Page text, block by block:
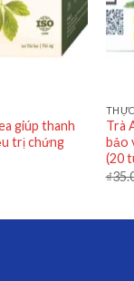
giúp thanh
trị chứng
Trà
bảo
(20
₫